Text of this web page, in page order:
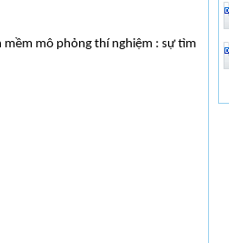
mềm mô phỏng thí nghiệm : sự tìm